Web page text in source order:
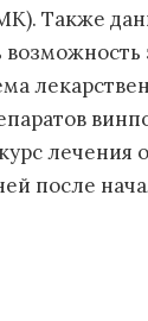
Также
после